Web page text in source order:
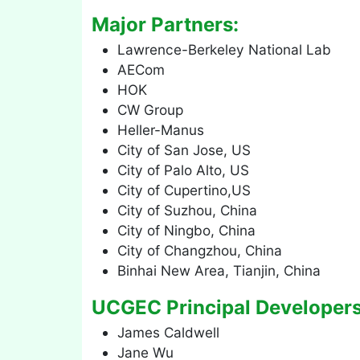
Major Partners:
Lawrence-Berkeley National Lab
AECom
HOK
CW Group
Heller-Manus
City of San Jose, US
City of Palo Alto, US
City of Cupertino,US
City of Suzhou, China
City of Ningbo, China
City of Changzhou, China
Binhai New Area, Tianjin, China
UCGEC Principal
James Caldwell
Jane Wu